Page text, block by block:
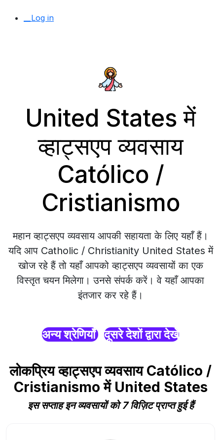
__Log in
United States में
व्हाट्सएप व्यवसाय
Católico /
Cristianismo
महान व्हाट्सएप व्यवसाय आपकी सहायता के लिए यहाँ हैं।
यदि आप Catholic / Christianity United States में
खोज रहे हैं तो यहाँ आपको व्हाट्सएप व्यवसायों का एक
विस्तृत चयन मिलेगा। उनसे संपर्क करें। वे यहाँ आपका
इंतजार कर रहे हैं।
अन्य श्रेणियाँ दूसरे देशों द्वारा देखें
लोकप्रिय व्हाट्सएप व्यवसाय Católico /
Cristianismo में United States
इस सप्ताह इन व्यवसायों को 7 विज़िट प्राप्त हुई हैं